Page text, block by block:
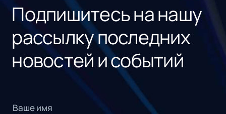
Подпишитесь на нашу
рассылку последних
новостей и событий